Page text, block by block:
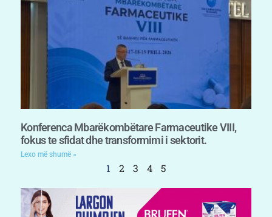
Konferenca Mbarëkombëtare Farmaceutike VIII,
fokus te sfidat dhe transformimi i sektorit.
Lexo më shumë »
1 2 3 4 5